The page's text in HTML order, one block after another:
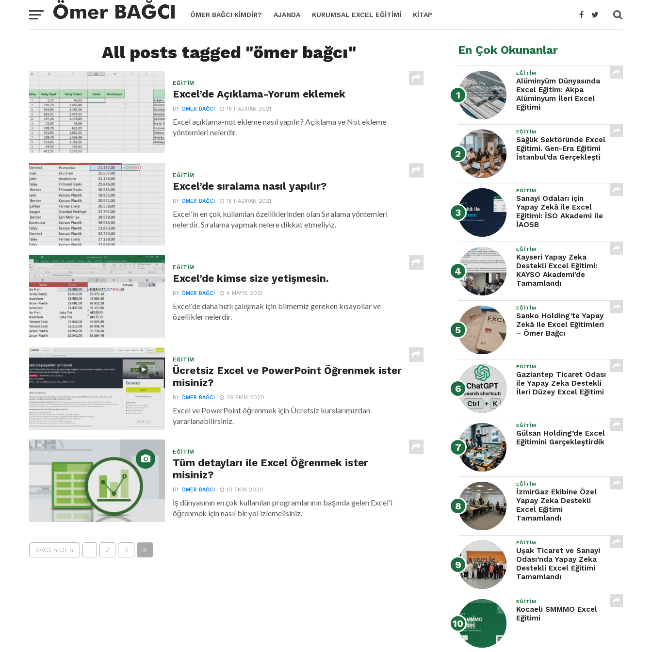
ÖMER BAĞCI KIMDIR? AJANDA KURUMSAL EXCEL EĞITIMI KITAP
All posts tagged "ömer bağcı"
EĞITIM
Excel’de Açıklama-Yorum eklemek
BYÖMER BAĞCI 16 HAZIRAN 2021
Excel açıklama-not ekleme nasıl yapılır? Açıklama ve Not ekleme
yöntemleri nelerdir.
EĞITIM
Excel’de sıralama nasıl yapılır?
BYÖMER BAĞCI 16 HAZIRAN 2021
Excel'in en çok kullanılan özelliklerinden olan Sıralama yöntemleri
nelerdir. Sıralama yapmak nelere dikkat etmeliyiz.
EĞITIM
Excel’de kimse size yetişmesin.
BYÖMER BAĞCI 4 MAYIS 2021
Excel'de daha hızlı çalışmak için bilmemiz gereken kısayollar ve
özellikler nelerdir.
EĞITIM
Ücretsiz Excel ve PowerPoint Öğrenmek ister
misiniz?
BYÖMER BAĞCI 26 EKIM 2020
Excel ve PowerPoint öğrenmek için Ücretsiz kurslarımızdan
yararlanabilirsiniz.
EĞITIM
Tüm detayları ile Excel Öğrenmek ister
misiniz?
BYÖMER BAĞCI 10 EKIM 2020
İş dünyasının en çok kullanılan programlarının başında gelen Excel'i
öğrenmek için nasıl bir yol izlemelisiniz.
PAGE 4 OF 4 1 2 3 4
En Çok Okunanlar
EĞITIM
Alüminyüm Dünyasında
Excel Eğitim: Akpa
Alüminyum İleri Excel
Eğitimi
EĞITIM
Sağlık Sektöründe Excel
Eğitimi. Gen-Era Eğitimi
İstanbul’da Gerçekleşti
EĞITIM
Sanayi Odaları için
Yapay Zekâ ile Excel
Eğitimi: İSO Akademi ile
İAOSB
EĞITIM
Kayseri Yapay Zeka
Destekli Excel Eğitimi:
KAYSO Akademi’de
Tamamlandı
EĞITIM
Sanko Holding’te Yapay
Zekâ ile Excel Eğitimleri
– Ömer Bağcı
EĞITIM
Gaziantep Ticaret Odası
ile Yapay Zeka Destekli
İleri Düzey Excel Eğitimi
EĞITIM
Gülsan Holding’de Excel
Eğitimini Gerçekleştirdik
EĞITIM
İzmirGaz Ekibine Özel
Yapay Zeka Destekli
Excel Eğitimi
Tamamlandı
EĞITIM
Uşak Ticaret ve Sanayi
Odası’nda Yapay Zeka
Destekli Excel Eğitimi
Tamamlandı
EĞITIM
Kocaeli SMMMO Excel
Eğitimi